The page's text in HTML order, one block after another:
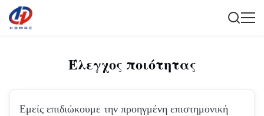
Έλεγχος ποιότητας
Εμείς επιδιώκουμε την προηγμένη επιστημονική